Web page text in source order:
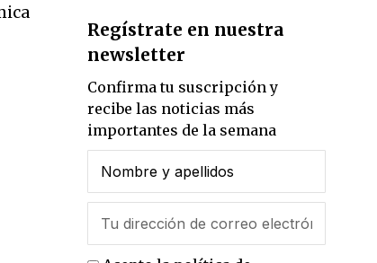
Regístrate en nuestra
newsletter
Confirma tu suscripción y
recibe las noticias más
importantes de la semana